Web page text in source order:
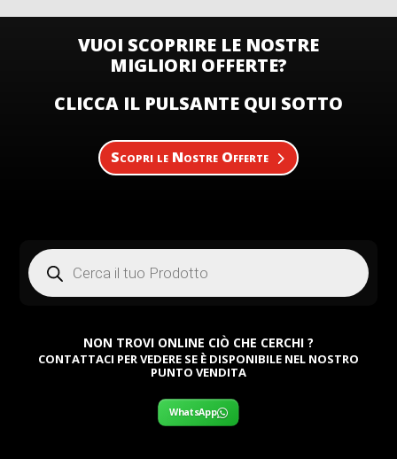
89,00 €. 69,00
VUOI SCOPRIRE LE NOSTRE
MIGLIORI OFFERTE?
CLICCA IL PULSANTE QUI SOTTO
Scopri le Nostre Offerte
Products
search
NON TROVI ONLINE CIÒ CHE CERCHI ?
CONTATTACI PER VEDERE SE È DISPONIBILE NEL NOSTRO
PUNTO VENDITA
WhatsApp